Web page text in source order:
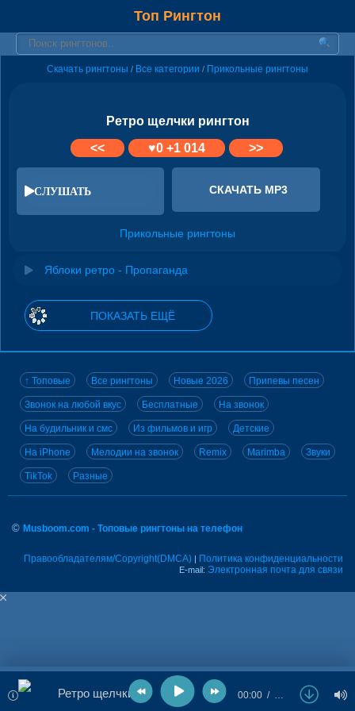
Топ Рингтон
Скачать рингтоны / Все категории / Прикольные рингтоны
Ретро щелчки рингтон
<<
♥0 +1 014 >>
СЛУШАТЬ СКАЧАТЬ MP3
Прикольные рингтоны
Яблоки ретро - Пропаганда
ПОКАЗАТЬ ЕЩЁ
↑ Топовые Все рингтоны Новые 2026 Припевы песен
Звонок на любой вкус Бесплатные На звонок
На будильник и смс Из фильмов и игр Детские
На iPhone Мелодии на звонок Remix Marimba Звуки
TikTok Разные
© Musboom.com - Топовые рингтоны на телефон
Правообладателям/Copyright(DMCA) | Политика конфиденциальности
E-mail: Электронная почта для связи
Ретро щелчки 00:00 …